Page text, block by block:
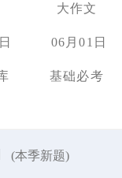
大作文
06月01日
基础必考
(本季新题)